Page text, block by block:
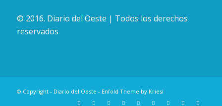
© 2016. Diario del Oeste | Todos los derechos
reservados
© Copyright - Diario del Oeste - Enfold Theme by Kriesi